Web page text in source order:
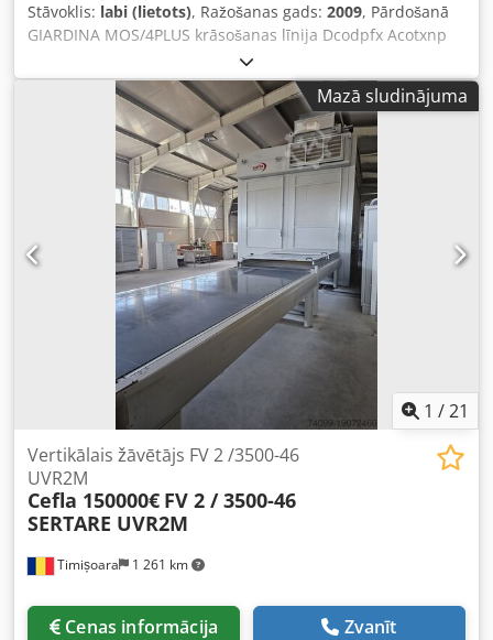
Stāvoklis: labi (lietots), Ražošanas gads: 2009, Pārdošanā
GIARDINA MOS/4PLUS krāsošanas līnija Dcodpfx Acotxnp
Mazā sludinājuma
1 /21
Timișoara 1 261 km
Vertikālais žāvētājs FV 2 /3500-46
UVR2M
Cefla 150000€ FV 2 / 3500-46
SERTARE UVR2M
Cenas informācija Zvanīt